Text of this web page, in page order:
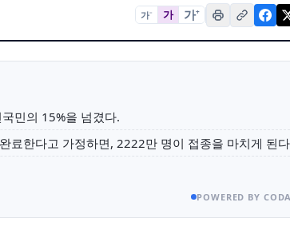
가− 가 가+
민의 15%을 넘겼다.
료한다고 가정하면, 2222만 명이 접종을 마치게 된
POWERED BY